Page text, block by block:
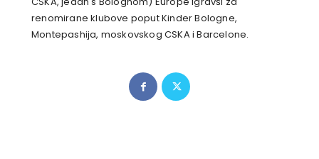
renomirane klubove poput Kinder Bologne,
Montepashija, moskovskog CSKA i Barcelone.